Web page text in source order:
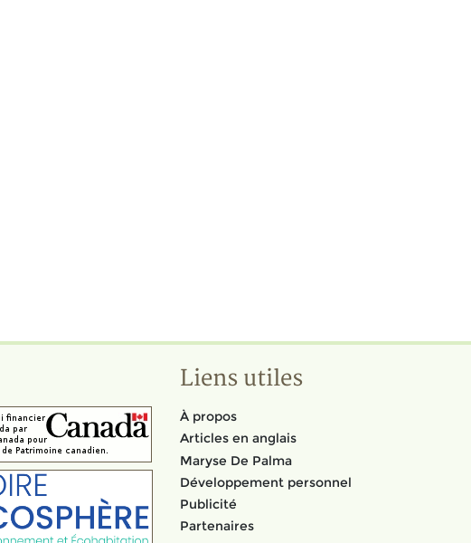
Liens utiles
À propos
Articles en anglais
Maryse De Palma
Développement personnel
Publicité
Partenaires